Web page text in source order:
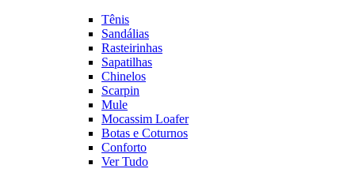
Tênis
Sandálias
Rasteirinhas
Sapatilhas
Chinelos
Scarpin
Mule
Mocassim Loafer
Botas e Coturnos
Conforto
Ver Tudo